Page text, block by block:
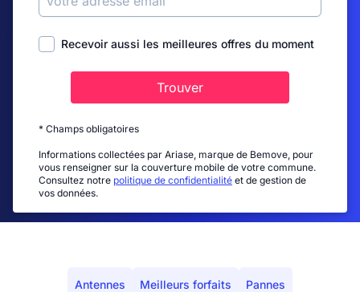
Recevoir aussi les meilleures offres du moment
Trouver
* Champs obligatoires
Informations collectées par Ariase, marque de Bemove, pour
vous renseigner sur la couverture mobile de votre commune.
Consultez notre politique de confidentialité et de gestion de
vos données.
Antennes Meilleurs forfaits Pannes